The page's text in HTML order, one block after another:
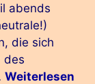
abends
die sich
des
Weiterlesen